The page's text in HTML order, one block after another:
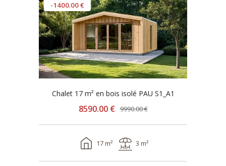
-1400.00 €
Chalet 17 m² en bois isolé PAU S1_A1
8590.00 € 9990.00 €
17 m² 3 m²